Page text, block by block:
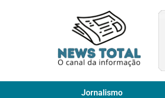
Jornalismo